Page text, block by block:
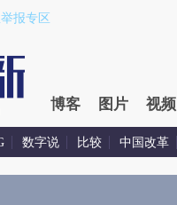
报专区
博客 图片 视频
数字说 比较 中国改革